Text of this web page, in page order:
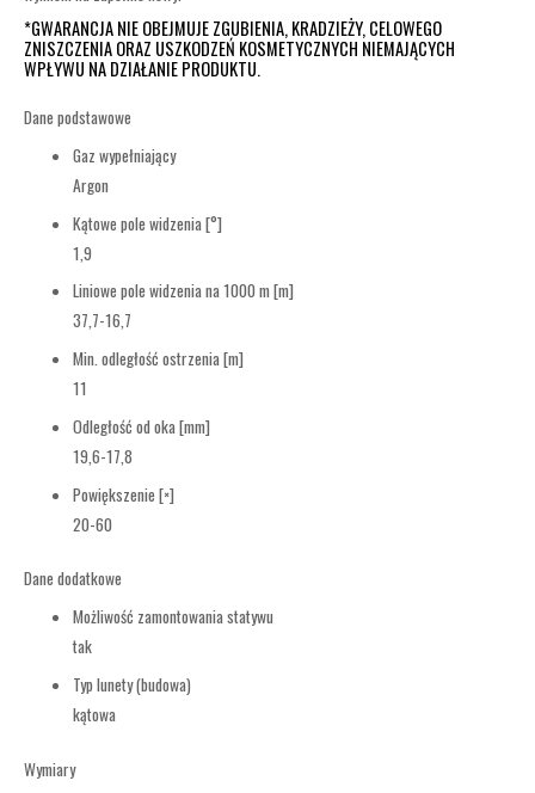
*GWARANCJA NIE OBEJMUJE ZGUBIENIA, KRADZIEŻY, CELOWEGO
ZNISZCZENIA ORAZ USZKODZEŃ KOSMETYCZNYCH NIEMAJĄCYCH
WPŁYWU NA DZIAŁANIE PRODUKTU.
Dane podstawowe
Gaz wypełniający
Argon
Kątowe pole widzenia [°]
1,9
Liniowe pole widzenia na 1000 m [m]
37,7-16,7
Min. odległość ostrzenia [m]
11
Odległość od oka [mm]
19,6-17,8
Powiększenie [×]
20-60
Dane dodatkowe
Możliwość zamontowania statywu
tak
Typ lunety (budowa)
kątowa
Wymiary